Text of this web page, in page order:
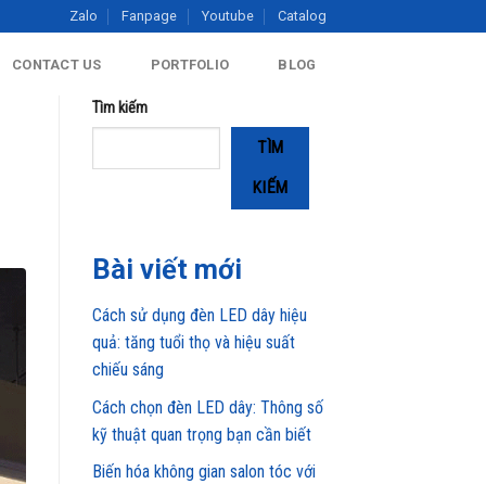
Zalo Fanpage Youtube Catalog
CONTACT US PORTFOLIO BLOG
Tìm kiếm
TÌM
KIẾM
Bài viết mới
Cách sử dụng đèn LED dây hiệu
quả: tăng tuổi thọ và hiệu suất
chiếu sáng
Cách chọn đèn LED dây: Thông số
kỹ thuật quan trọng bạn cần biết
Biến hóa không gian salon tóc với